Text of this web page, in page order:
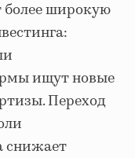
более широкую
ищут новые
Переход
снижает